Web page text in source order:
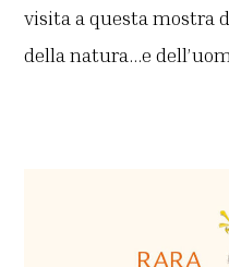
visita a questa mostra
della natura…e